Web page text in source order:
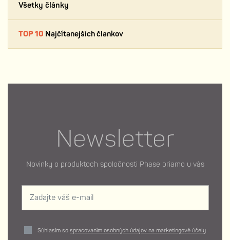
Všetky články
TOP 10 Najčítanejších člankov
Newsletter
Novinky o produktoch spoločnosti Phase priamo u vás
Súhlasím so spracovaním osobných údajov na marketingové účely